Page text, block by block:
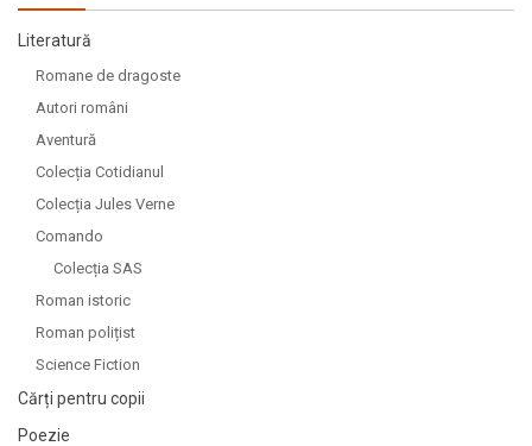
Literatură
Romane de dragoste
Autori români
Aventură
Colecția Cotidianul
Colecția Jules Verne
Comando
Colecția SAS
Roman istoric
Roman polițist
Science Fiction
Cărți pentru copii
Poezie